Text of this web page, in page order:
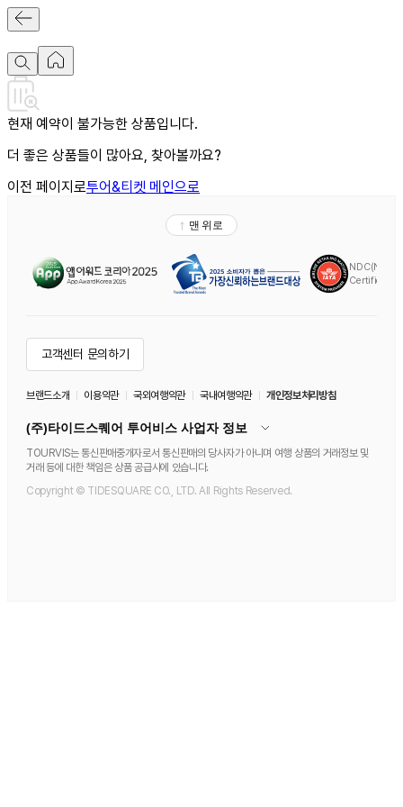
현재 예약이 불가능한 상품입니다.
더 좋은 상품들이 많아요, 찾아볼까요?
이전 페이지로투어&티켓 메인으로